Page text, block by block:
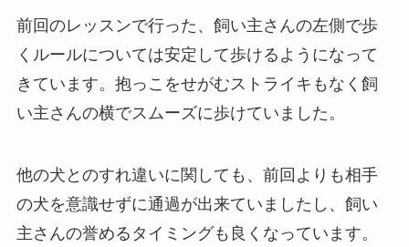
前回のレッスンで行った、飼い主さんの左側で歩
くルールについては安定して歩けるようになって
きています。抱っこをせがむストライキもなく飼
い主さんの横でスムーズに歩けていました。
他の犬とのすれ違いに関しても、前回よりも相手
の犬を意識せずに通過が出来ていましたし、飼い
主さんの誉めるタイミングも良くなっています。